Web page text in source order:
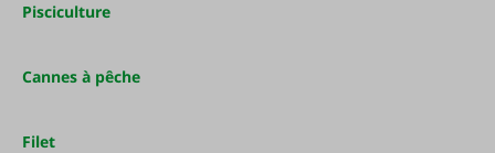
Pisciculture
Cannes à pêche
Filet